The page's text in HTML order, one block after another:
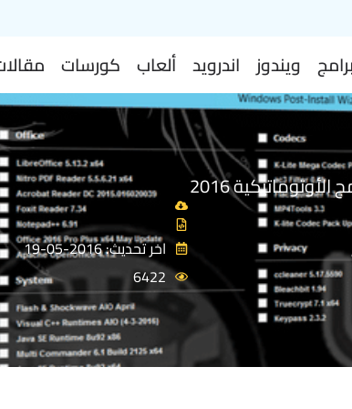
برامج ويندوز اندرويد ألعاب كورسات
2016
اخر تحديث: 2016-05-19
6422